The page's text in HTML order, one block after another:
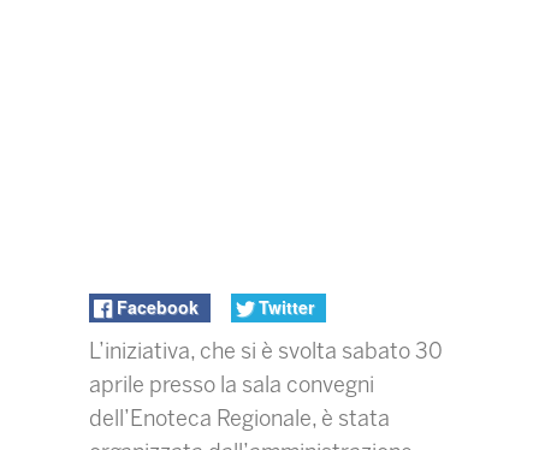
Facebook Twitter
L’iniziativa, che si è svolta sabato 30
aprile presso la sala convegni
dell’Enoteca Regionale, è stata